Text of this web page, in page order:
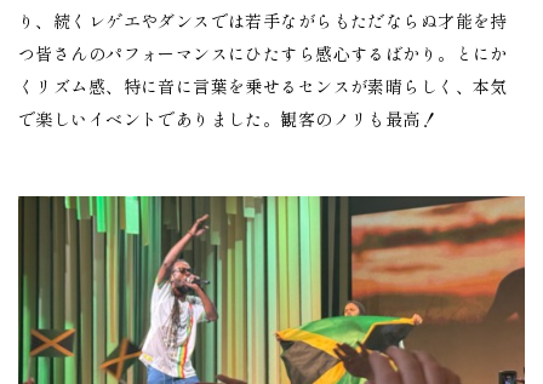
り、続くレゲエやダンスでは若手ながらもただならぬ才能を持
つ皆さんのパフォーマンスにひたすら感心するばかり。とにか
くリズム感、特に音に言葉を乗せるセンスが素晴らしく、本気
で楽しいイベントでありました。観客のノリも最高！